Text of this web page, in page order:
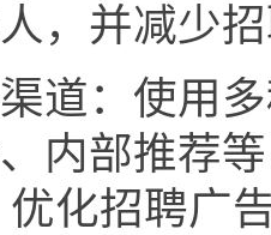
，并减少
道：使用
内部推荐
化招聘广